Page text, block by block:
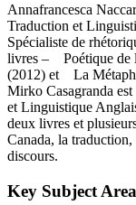
Annafrancesca
Traduction et
Spécialiste de
livres – Poétique de
(2012) et La
Mirko Casagranda
et Linguistique
deux livres et
Canada, la traduction,
discours.
Key Subject